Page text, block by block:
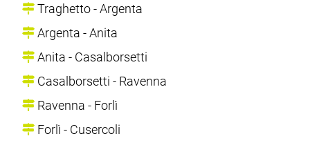
Traghetto - Argenta
Argenta - Anita
Anita - Casalborsetti
Casalborsetti - Ravenna
Ravenna - Forlì
Forlì - Cusercoli